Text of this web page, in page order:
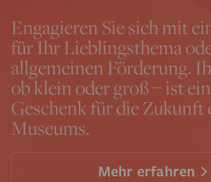
Engagieren Sie sich mit
für Ihr Lieblingsthema
allgemeinen Förderung.
ob klein oder groß – ist
Geschenk für die Zukunft
Museums.
Mehr erfahren